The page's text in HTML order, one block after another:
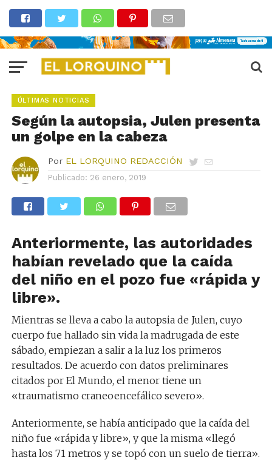
ÚLTIMAS NOTICIAS
Según la autopsia, Julen presenta
un golpe en la cabeza
Por EL LORQUINO REDACCIÓN
Publicado: 26 enero, 2019
Anteriormente, las autoridades
habían revelado que la caída
del niño en el pozo fue «rápida y
libre».
Mientras se lleva a cabo la autopsia de Julen, cuyo
cuerpo fue hallado sin vida la madrugada de este
sábado, empiezan a salir a la luz los primeros
resultados. De acuerdo con datos preliminares
citados por El Mundo, el menor tiene un
«traumatismo craneoencefálico severo».
Anteriormente, se había anticipado que la caída del
niño fue «rápida y libre», y que la misma «llegó
hasta los 71 metros y se topó con un suelo de tierra».